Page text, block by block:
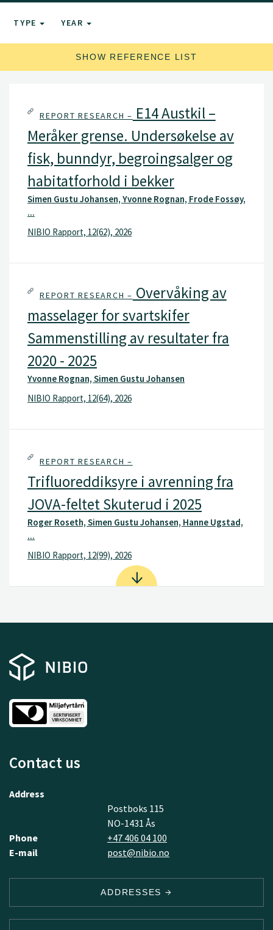
TYPE YEAR
SHOW REFERENCE LIST
REPORT RESEARCH – E14 Austkil –
Meråker grense. Undersøkelse av
fisk, bunndyr, begroingsalger og
habitatforhold i bekker
Simen Gustu Johansen, Yvonne Rognan, Frode Fossøy,
...
NIBIO Rapport, 12(62), 2026
REPORT RESEARCH – Overvåking av
masselager for svartskifer
Sammenstilling av resultater fra
2020 - 2025
Yvonne Rognan, Simen Gustu Johansen
NIBIO Rapport, 12(64), 2026
REPORT RESEARCH –
Trifluoreddiksyre i avrenning fra
JOVA-feltet Skuterud i 2025
Roger Roseth, Simen Gustu Johansen, Hanne Ugstad,
...
NIBIO Rapport, 12(99), 2026
Contact us
Address
Postboks 115
NO-1431 Ås
Phone
+47 406 04 100
E-mail
post@nibio.no
ADDRESSES